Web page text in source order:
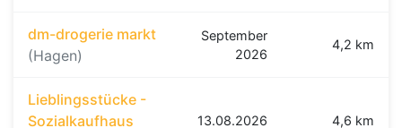
dm-drogerie markt
(Hagen)
September
2026
4,2 km
Lieblingsstücke -
Sozialkaufhaus
13.08.2026 4,6 km